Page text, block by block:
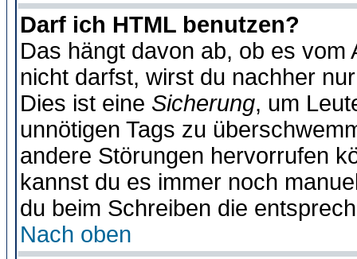
Darf ich HTML benutzen?
Das hängt davon ab, ob es
nicht darfst, wirst du nachher
Dies ist eine Sicherung, um
unnötigen Tags zu
andere Störungen hervorrufen
kannst du es immer noch
du beim Schreiben die
Nach oben